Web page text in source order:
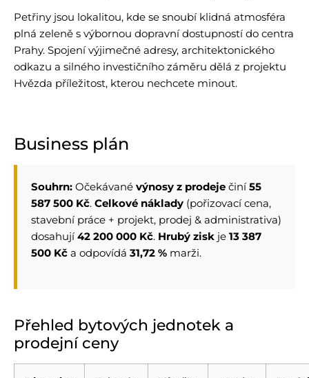
Petřiny jsou lokalitou, kde se snoubí klidná atmosféra
plná zeleně s výbornou dopravní dostupností do centra
Prahy. Spojení výjimečné adresy, architektonického
odkazu a silného investičního záměru dělá z projektu
Hvězda příležitost, kterou nechcete minout.
Business plán
Souhrn: Očekávané výnosy z prodeje činí55
587 500 Kč. Celkové náklady (pořizovací cena,
stavební práce + projekt, prodej & administrativa)
dosahují42 200 000 Kč. Hrubý zisk je 13 387
500 Kč a odpovídá 31,72 % marži.
Přehled bytových jednotek a
prodejní ceny